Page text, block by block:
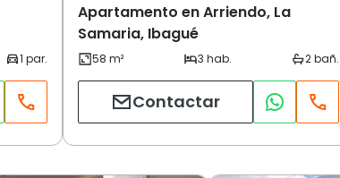
Apartamento en Arriendo, La
Samaria, Ibagué
Contactar